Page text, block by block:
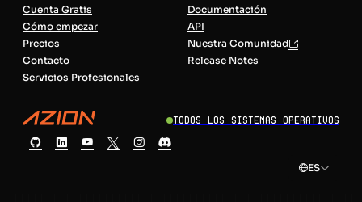
Cuenta Gratis
Cómo empezar
Precios
Contacto
Servicios Profesionales
Documentación
API
Nuestra Comunidad
Release Notes
Todos los sistemas operativos
ES